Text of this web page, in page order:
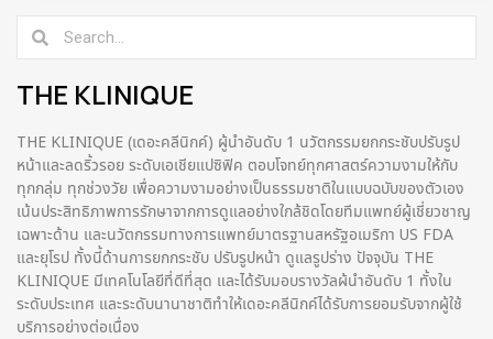
THE KLINIQUE
THE KLINIQUE (เดอะคลีนิกค์) ผู้นำอันดับ 1 นวัตกรรมยกกระชับปรับรูป
หน้าและลดริ้วรอย ระดับเอเชียแปซิฟิค ตอบโจทย์ทุกศาสตร์ความงามให้กับ
ทุกกลุ่ม ทุกช่วงวัย เพื่อความงามอย่างเป็นธรรมชาติในแบบฉบับของตัวเอง
เน้นประสิทธิภาพการรักษาจากการดูแลอย่างใกล้ชิดโดยทีมแพทย์ผู้เชี่ยวชาญ
เฉพาะด้าน และนวัตกรรมทางการแพทย์มาตรฐานสหรัฐอเมริกา US FDA
และยุโรป ทั้งนี้ด้านการยกกระชับ ปรับรูปหน้า ดูแลรูปร่าง ปัจจุบัน THE
KLINIQUE มีเทคโนโลยีที่ดีที่สุด และได้รับมอบรางวัลผ้นำอันดับ 1 ทั้งใน
ระดับประเทศ และระดับนานาชาติทําให้เดอะคลีนิกค์ได้รับการยอมรับจากผู้ใช้
บริการอย่างต่อเนื่อง